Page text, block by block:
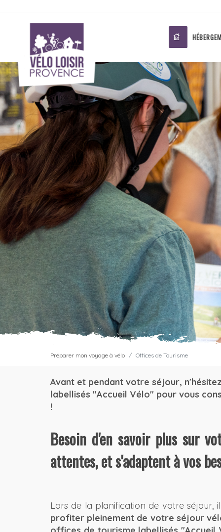
Préparer mon voyage à vélo Offices de Tourisme
Avant et pendant votre séjour,
labellisés "Accueil Vélo" pour vous
!
Besoin d'en savoir plus sur
attentes, et s'adaptent à vos
Lors de la planification de votre séjour,
profiter pleinement de votre séjour